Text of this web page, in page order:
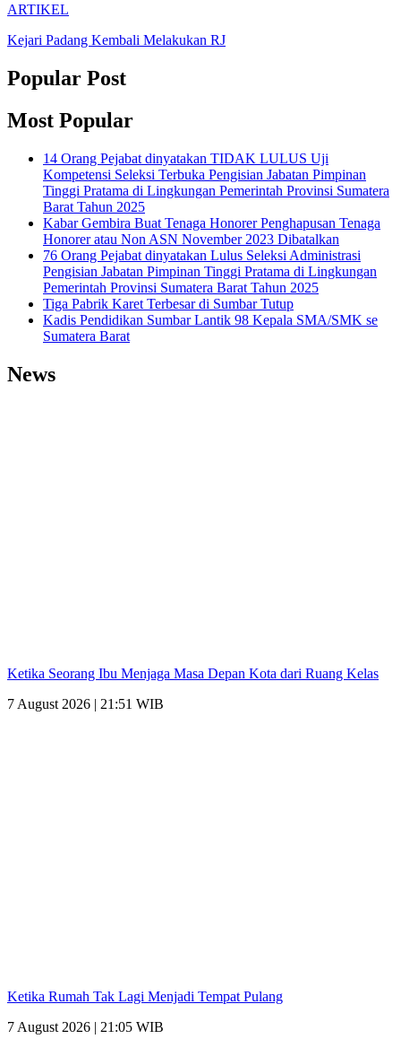
ARTIKEL
Kejari Padang Kembali Melakukan RJ
Popular Post
Most Popular
14 Orang Pejabat dinyatakan TIDAK LULUS Uji
Kompetensi Seleksi Terbuka Pengisian Jabatan Pimpinan
Tinggi Pratama di Lingkungan Pemerintah Provinsi Sumatera
Barat Tahun 2025
Kabar Gembira Buat Tenaga Honorer Penghapusan Tenaga
Honorer atau Non ASN November 2023 Dibatalkan
76 Orang Pejabat dinyatakan Lulus Seleksi Administrasi
Pengisian Jabatan Pimpinan Tinggi Pratama di Lingkungan
Pemerintah Provinsi Sumatera Barat Tahun 2025
Tiga Pabrik Karet Terbesar di Sumbar Tutup
Kadis Pendidikan Sumbar Lantik 98 Kepala SMA/SMK se
Sumatera Barat
News
Ketika Seorang Ibu Menjaga Masa Depan Kota dari Ruang Kelas
7 August 2026 | 21:51 WIB
Ketika Rumah Tak Lagi Menjadi Tempat Pulang
7 August 2026 | 21:05 WIB